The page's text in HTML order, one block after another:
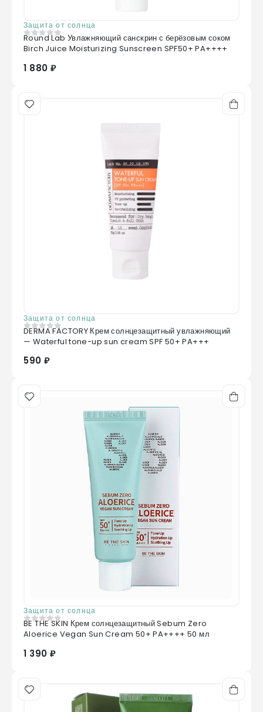
Защита от солнца
0 из 5
Round Lab Увлажняющий санскрин с берёзовым соком
Birch Juice Moisturizing Sunscreen SPF50+ PA++++
1 880 ₽
Защита от солнца
0из 5
DERMA FACTORY Крем солнцезащитный увлажняющий
— Waterful tone-up sun cream SPF 50+ PA+++
590 ₽
Защита от солнца
0из 5
BE THE SKIN Крем солнцезащитный Sebum Zero
Aloerice Vegan Sun Cream 50+ PA++++ 50 мл
1 390 ₽